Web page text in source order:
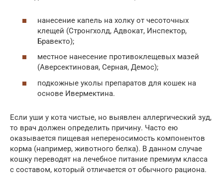
нанесение капель на холку от чесоточных
клещей (Стронгхолд, Адвокат, Инспектор,
Бравекто);
местное нанесение противоклещевых мазей
(Аверсектиновая, Серная, Демос);
подкожные уколы препаратов для кошек на
основе Ивермектина.
Если уши у кота чистые, но выявлен аллергический зуд,
то врач должен определить причину. Часто ею
оказывается пищевая непереносимость компонентов
корма (например, животного белка). В данном случае
кошку переводят на лечебное питание премиум класса
с составом, который отличается от обычного рациона.